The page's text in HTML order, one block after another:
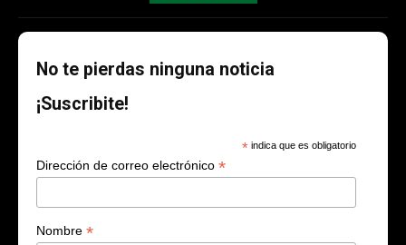
No te pierdas ninguna noticia
¡Suscribite!
* indica que es obligatorio
Dirección de correo electrónico *
Nombre *